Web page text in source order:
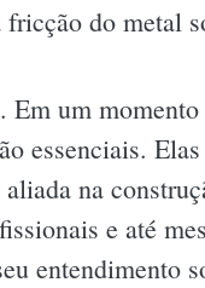
do metal
um
essenciais.
na
e até
entendimento